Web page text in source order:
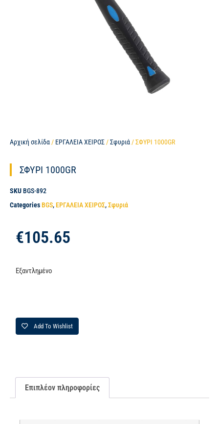
Αρχική σελίδα / ΕΡΓΑΛΕΙΑ ΧΕΙΡΟΣ /Σφυριά / ΣΦΥΡΙ 1000GR
ΣΦΥΡΙ 1000GR
SKU BGS-892
Categories BGS, ΕΡΓΑΛΕΙΑ ΧΕΙΡΟΣ,Σφυριά
€105.65
Εξαντλημένο
Add To Wishlist
Επιπλέον πληροφορίες